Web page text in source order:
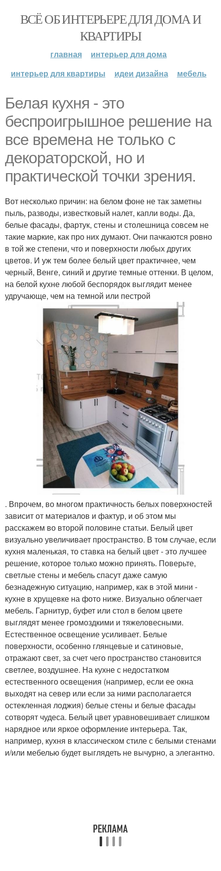
ВСЁ ОБ ИНТЕРЬЕРЕ ДЛЯ ДОМА И
КВАРТИРЫ
главная
интерьер для дома
интерьер для квартиры
идеи дизайна мебель
Белая кухня - это
беспроигрышное решение на
все времена не только с
декораторской, но и
практической точки зрения.
Вот несколько причин: на белом фоне не так заметны
пыль, разводы, известковый налет, капли воды. Да,
белые фасады, фартук, стены и столешница совсем не
такие маркие, как про них думают. Они пачкаются ровно
в той же степени, что и поверхности любых других
цветов. И уж тем более белый цвет практичнее, чем
черный, Венге, синий и другие темные оттенки. В целом,
на белой кухне любой беспорядок выглядит менее
удручающе, чем на темной или пестрой
. Впрочем, во многом практичность белых поверхностей
зависит от материалов и фактур, и об этом мы
расскажем во второй половине статьи. Белый цвет
визуально увеличивает пространство. В том случае, если
кухня маленькая, то ставка на белый цвет - это лучшее
решение, которое только можно принять. Поверьте,
светлые стены и мебель спасут даже самую
безнадежную ситуацию, например, как в этой мини -
кухне в хрущевке на фото ниже. Визуально облегчает
мебель. Гарнитур, буфет или стол в белом цвете
выглядят менее громоздкими и тяжеловесными.
Естественное освещение усиливает. Белые
поверхности, особенно глянцевые и сатиновые,
отражают свет, за счет чего пространство становится
светлее, воздушнее. На кухне с недостатком
естественного освещения (например, если ее окна
выходят на север или если за ними располагается
остекленная лоджия) белые стены и белые фасады
сотворят чудеса. Белый цвет уравновешивает слишком
нарядное или яркое оформление интерьера. Так,
например, кухня в классическом стиле с белыми стенами
и/или мебелью будет выглядеть не вычурно, а элегантно.